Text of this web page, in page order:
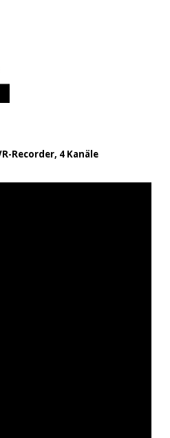
Recorder, 4 Kanäle